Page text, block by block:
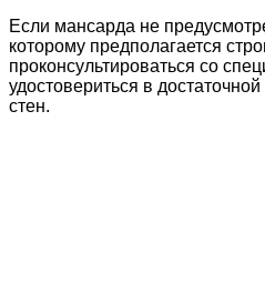
Если мансарда не
которому предполагается
проконсультироваться со
удостовериться в
стен.